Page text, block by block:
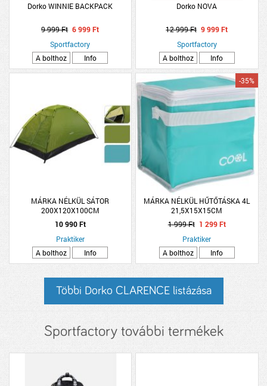
Dorko WINNIE BACKPACK
9 999 Ft 6 999 Ft
Sportfactory
A bolthoz
Info
Dorko NOVA
12 999 Ft 9 999 Ft
Sportfactory
A bolthoz
Info
MÁRKA NÉLKÜL SÁTOR
200X120X100CM
10 990 Ft
Praktiker
A bolthoz
Info
MÁRKA NÉLKÜL HŰTŐTÁSKA 4L
21,5X15X15CM
-35%
1 999 Ft 1 299 Ft
Praktiker
A bolthoz
Info
Többi Dorko CLARENCE listázása
Sportfactory további termékek